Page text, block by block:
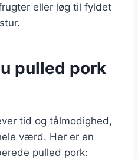
eller løg til fyldet
pulled pork
tid og tålmodighed,
værd. Her er en
pulled pork: